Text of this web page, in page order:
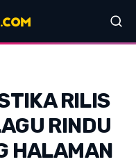
RILIS
RINDU
HALAMAN